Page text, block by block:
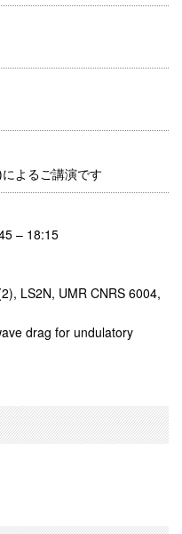
よるご講演です
– 18:15
LS2N, UMR CNRS 6004,
drag for undulatory